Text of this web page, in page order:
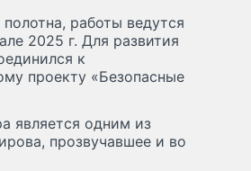
работы ведутся
2025 г. Для развития
к
проекту «Безопасные
является одним из
прозвучавшее и во